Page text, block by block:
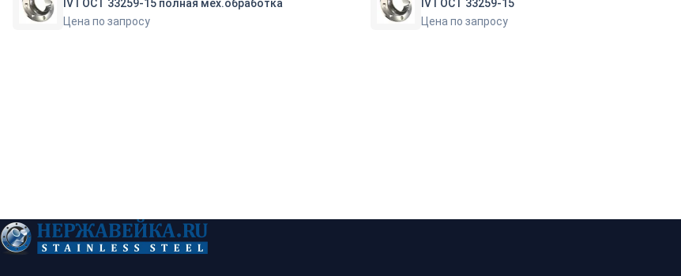
IV ГОСТ 33259-15 полная мех.обработка
Цена по запросу
IV ГОСТ 33259-15
Цена по запросу